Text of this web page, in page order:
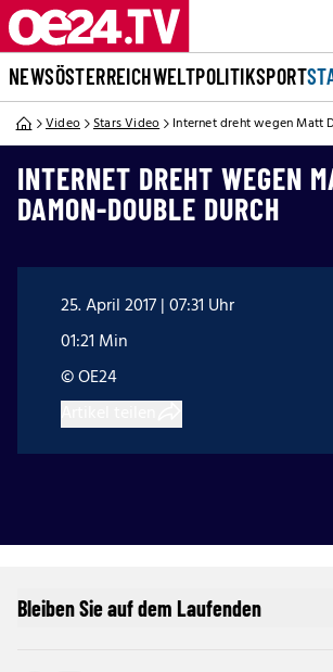
NEWSÖSTERREICHWELTPOLITIKSPORT
Video Stars Video Internet dreht wegen Matt
INTERNET DREHT WEGEN
DAMON-DOUBLE DURCH
25. April 2017 | 07:31 Uhr
01:21 Min
© OE24
Bleiben Sie auf dem Laufenden